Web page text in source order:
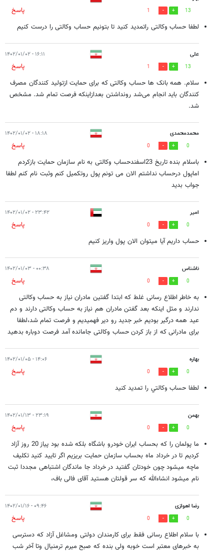
13
1
پاسخ
لطفا حساب وکالتی راتمدید کنید تا بتونیم حساب وکالتی را درست کنیم
علی ۱۶:۱۱ - ۱۴۰۲/۰۱/۰۲
13
1
پاسخ
سلام. همه بانک ها حساب وکالتی که برای حمایت ازتولید کنندگان مصرف
کنندگان باید انجام می‌شد رونداشتن بعدازاینکه فرصت تمام شد. مشخص
شد.
محمدمحمدی ۱۸:۱۸ - ۱۴۰۲/۰۱/۰۲
0
0
پاسخ
باسلام بنده تاریخ 23اسفندحساب وکالتی به نام سازمان حمایت بازکردم
اماپول درحساب نداشتم الان می تونم پول روتکمیل کنم وثبت نام کنم لطفا
جواب بدید
امیر ۲۳:۴۲ - ۱۴۰۲/۰۱/۰۲
0
0
پاسخ
حساب داریم آیا میتوان الان پول واریز کنیم
ناشناس ۰۰:۳۸ - ۱۴۰۲/۰۱/۰۳
0
0
پاسخ
به خاطر اطلاع رسانی غلط که ابتدا گفتین مادران نیاز به حساب وکالتی
ندارند و مثل اینکه بعد گفتن مادران هم نیاز به حساب وکالتی دارند و دم
عید همه درگیر بودیم خبر جدید رو دیر فهمیدیم و فرصت تمام شد،لطفا
برای مادرانی که از باز کردن حساب وکالتی جامانده آمد فرصت دوباره بدهید
بهاره ۱۴:۰۶ - ۱۴۰۲/۰۱/۰۵
0
0
پاسخ
لطفا حساب وكالتي را تمديد كنيد
بهمن ۲۳:۱۹ - ۱۴۰۲/۰۱/۱۳
0
0
پاسخ
ما پولمان را که بحساب ایران خودرو باشگاه بلکه شده بود پیاز 20 روز آزاد
کردیم تا در خرداد ماه بحساب سازمان حمایت بریزیم اگر تایید کنید تکلیف
ماچه میشود چون خودتان گفتید در خرداد جا ماندگان اشتباهی مجددا ثبت
نام میشود انشاءالله که سر قولتان هستید آقای فالی باف،
رضا اهوازی ۰۹:۴۶ - ۱۴۰۲/۰۱/۱۶
0
0
پاسخ
با سلام اطلاع رسانی فقط برای کارمندان دولتی ومشاغل آزاد که دسترسی
به خبرهای معتبر است خوبه ولی بنده که صبح میرم ترمنیال وتا آخر شب